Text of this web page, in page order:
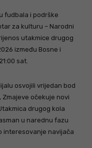
fudbala i podrške
za kulturu – Narodni
utakmice drugog
između Bosne i
sat.
osvojili vrijedan bod
Zmajeve očekuje novi
drugog kola
u narednu fazu
interesovanje navijača